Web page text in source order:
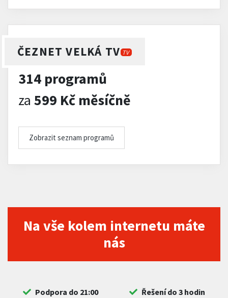
ČEZNET VELKÁ TV TV
314 programů
za 599 Kč měsíčně
Zobrazit seznam programů
Na vše kolem internetu máte
nás
Podpora do 21:00 Řešení do 3 hodin